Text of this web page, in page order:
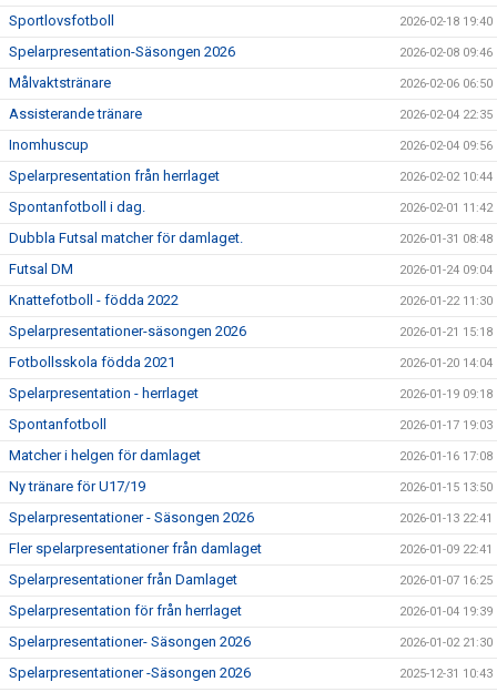
Sportlovsfotboll 2026-02-18 19:40
Spelarpresentation-Säsongen 2026 2026-02-08 09:46
Målvaktstränare 2026-02-06 06:50
Assisterande tränare 2026-02-04 22:35
Inomhuscup 2026-02-04 09:56
Spelarpresentation från herrlaget 2026-02-02 10:44
Spontanfotboll i dag. 2026-02-01 11:42
Dubbla Futsal matcher för damlaget. 2026-01-31 08:48
Futsal DM 2026-01-24 09:04
Knattefotboll - födda 2022 2026-01-22 11:30
Spelarpresentationer-säsongen 2026 2026-01-21 15:18
Fotbollsskola födda 2021 2026-01-20 14:04
Spelarpresentation - herrlaget 2026-01-19 09:18
Spontanfotboll 2026-01-17 19:03
Matcher i helgen för damlaget 2026-01-16 17:08
Ny tränare för U17/19 2026-01-15 13:50
Spelarpresentationer - Säsongen 2026 2026-01-13 22:41
Fler spelarpresentationer från damlaget 2026-01-09 22:41
Spelarpresentationer från Damlaget 2026-01-07 16:25
Spelarpresentation för från herrlaget 2026-01-04 19:39
Spelarpresentationer- Säsongen 2026 2026-01-02 21:30
Spelarpresentationer -Säsongen 2026 2025-12-31 10:43